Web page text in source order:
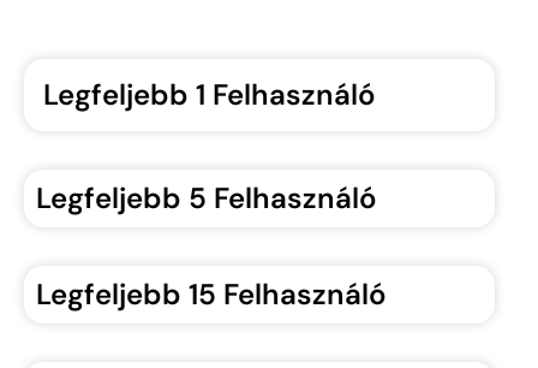
Legfeljebb 1 Felhasználó
Legfeljebb 5 Felhasználó
Legfeljebb 15 Felhasználó